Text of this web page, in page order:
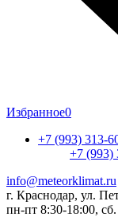
Избранное0
+7 (993) 313-
+7 (993)
info@meteorklimat.ru
г. Краснодар, ул.
пн-пт 8:30-18:00,